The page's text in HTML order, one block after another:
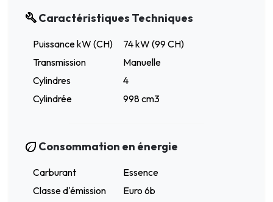
Caractéristiques Techniques
Puissance kW (CH)
74 kW (99 CH)
Transmission
Manuelle
Cylindres
4
Cylindrée
998 cm3
Consommation en énergie
Carburant
Essence
Classe d'émission
Euro 6b